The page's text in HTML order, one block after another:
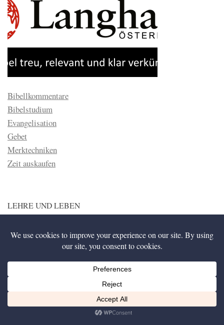
Bibellkommentare
Bibelstudium
Evangelisation
Gebet
Merktechniken
Zeit auskaufen
LEHRE UND LEBEN
theoretisch und langweilig, sondern der Brennstoff der unsere
Liebe zu Gott anfacht, ist. Jesus sagte einmal, dass die
Wahrheit frei machen würde (Joh 8:32) und genauso ist auch
das Gegenteil der Fall. Lüge, oder falsche Lehre nimmt
gefangen und hindert den Menschen daran treu und fröhlich für
Gott zu leben.Diese Website nutzt Cookies, um bestmögliche Funktionalität bieten zu können.
Ich bin einverstanden